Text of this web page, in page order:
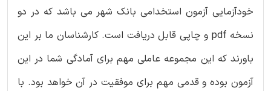
خودآزمایی آزمون استخدامی بانک شهر می باشد که در دو
نسخه pdf و چاپی قابل دریافت است. کارشناسان ما بر این
باورند که این مجموعه عاملی مهم برای آمادگی شما در این
آزمون بوده و قدمی مهم برای موفقیت در آن خواهد بود. با